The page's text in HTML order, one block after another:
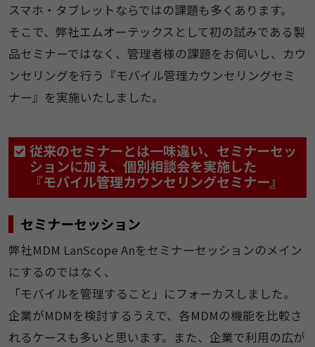
スマホ・タブレットならではの課題も多くあります。
そこで、弊社エムオーテックスとして初の試みである製
品セミナーではなく、管理者様の課題をお伺いし、カウ
ンセリングを行う『モバイル管理カウンセリングセミ
ナー』を実施いたしました。
従来のセミナーとは一味違い、セミナーセッ
ションに加え、個別相談会を実施した
『モバイル管理カウンセリングセミナー』
セミナーセッション
弊社MDM LanScope Anをセミナーセッションのメイン
にするのではなく、
「モバイルを管理すること」にフォーカスしました。
企業がMDMを検討するうえで、各MDMの機能を比較さ
れるケースも多いと思います。また、企業で利用の広が